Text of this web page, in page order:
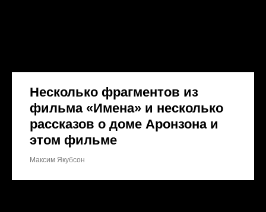
Несколько фрагментов из
фильма «Имена» и несколько
рассказов о доме Аронзона и
этом фильме
Максим Якубсон